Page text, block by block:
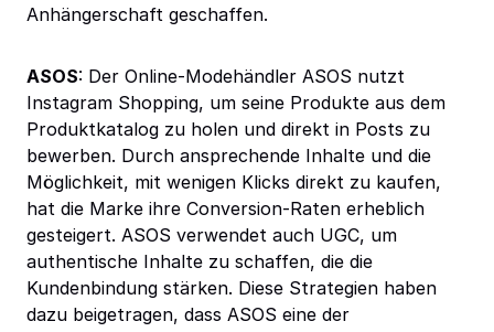
Anhängerschaft geschaffen.
ASOS: Der Online-Modehändler ASOS nutzt
Instagram Shopping, um seine Produkte aus dem
Produktkatalog zu holen und direkt in Posts zu
bewerben. Durch ansprechende Inhalte und die
Möglichkeit, mit wenigen Klicks direkt zu kaufen,
hat die Marke ihre Conversion-Raten erheblich
gesteigert. ASOS verwendet auch UGC, um
authentische Inhalte zu schaffen, die die
Kundenbindung stärken. Diese Strategien haben
dazu beigetragen, dass ASOS eine der